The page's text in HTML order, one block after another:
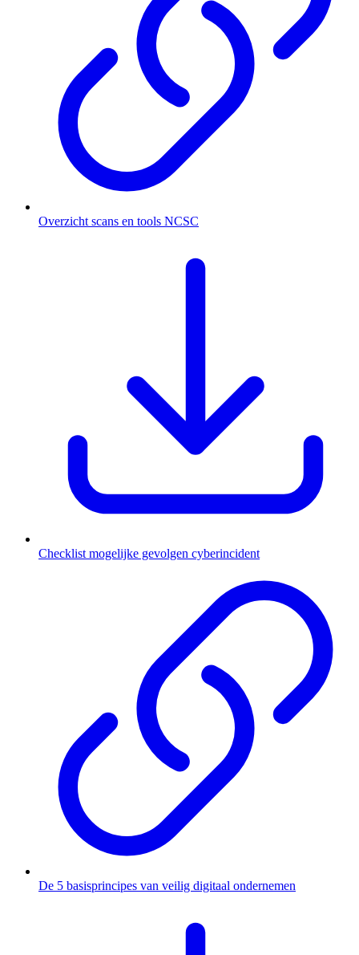
Overzicht scans en tools NCSC
Checklist mogelijke gevolgen cyberincident
De 5 basisprincipes van veilig digitaal ondernemen